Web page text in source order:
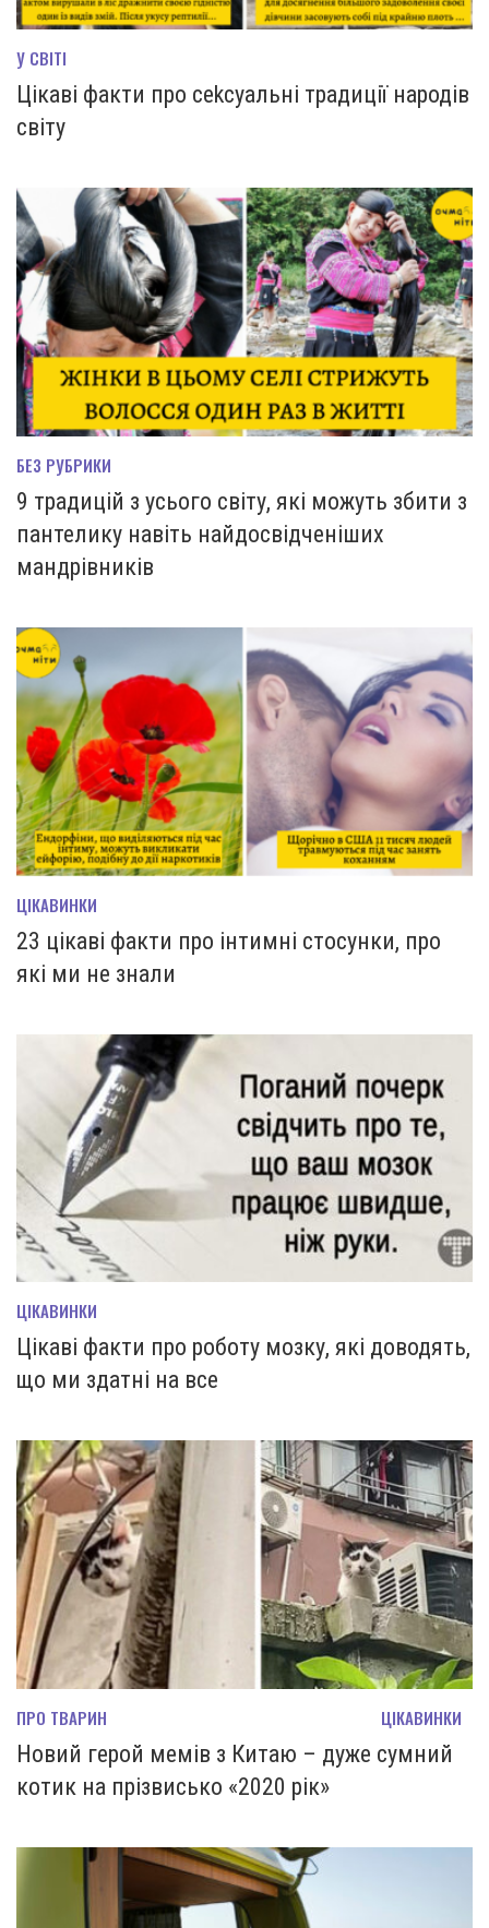
У СВІТІ
Цікаві факти про сеkсуальні традиції народів
світу
БЕЗ РУБРИКИ
9 традицій з усього світу, які можуть збити з
пантелику навіть найдосвідченіших
мандрівників
ЦІКАВИНКИ
23 цікаві факти про інтимні стосунки, про
які ми не знали
ЦІКАВИНКИ
Цікаві факти про роботу мозку, які доводять,
що ми здатні на все
ПРО ТВАРИН ЦІКАВИНКИ
Новий герой мемів з Китаю – дуже сумний
котик на прізвисько «2020 рік»